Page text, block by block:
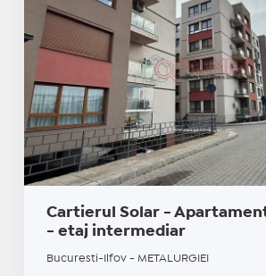
Cartierul Solar -
- etaj intermediar
Bucuresti-Ilfov - METALURGIEI